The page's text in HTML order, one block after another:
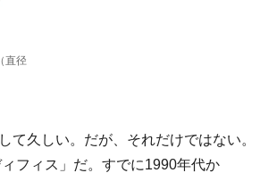
直径
て久しい。だが、それだけではない。
フィス」だ。すでに1990年代か